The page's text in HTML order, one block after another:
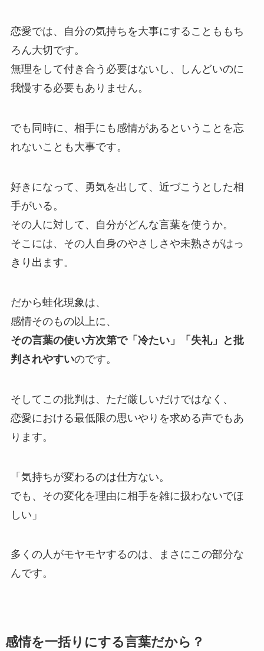
恋愛では、自分の気持ちを大事にすることももち
ろん大切です。
無理をして付き合う必要はないし、しんどいのに
我慢する必要もありません。
でも同時に、相手にも感情があるということを忘
れないことも大事です。
好きになって、勇気を出して、近づこうとした相
手がいる。
その人に対して、自分がどんな言葉を使うか。
そこには、その人自身のやさしさや未熟さがはっ
きり出ます。
だから蛙化現象は、
感情そのもの以上に、
その言葉の使い方次第で「冷たい」「失礼」と批
判されやすいのです。
そしてこの批判は、ただ厳しいだけではなく、
恋愛における最低限の思いやりを求める声でもあ
ります。
「気持ちが変わるのは仕方ない。
でも、その変化を理由に相手を雑に扱わないでほ
しい」
多くの人がモヤモヤするのは、まさにこの部分な
んです。
感情を一括りにする言葉だから？